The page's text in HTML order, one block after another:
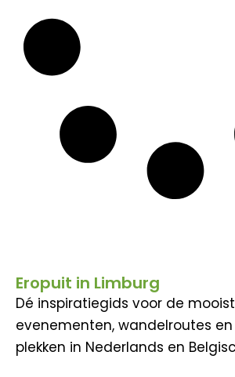
Eropuit in Limburg
Dé inspiratiegids voor de
evenementen, wandelroutes
plekken in Nederlands en